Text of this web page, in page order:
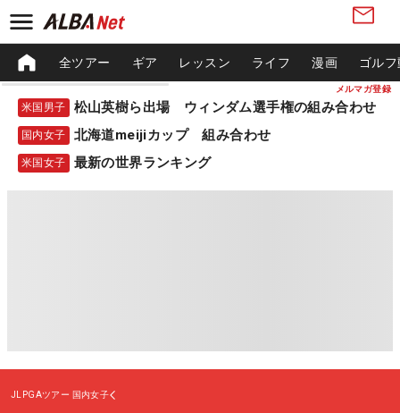
メルマガ登録
全ツアー ギア レッスン ライフ 漫画 ゴル
米国男子 松山英樹ら出場 ウィンダム選手権の組み合わせ
国内女子 北海道meijiカップ 組み合わせ
米国女子 最新の世界ランキング
JLPGAツアー 国内女子